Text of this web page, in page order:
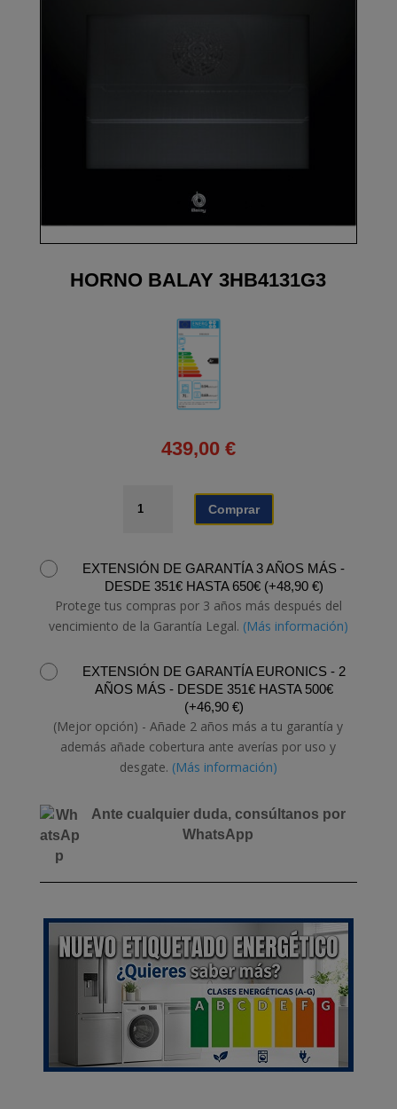
HORNO BALAY 3HB4131G3
439,00 €
BALAY
Comprar
EXTENSIÓN DE GARANTÍA 3 AÑOS MÁS -
DESDE 351€ HASTA 650€ (+48,90 €)
Protege tus compras por 3 años más después del
vencimiento de la Garantía Legal. (Más información)
EXTENSIÓN DE GARANTÍA EURONICS - 2
AÑOS MÁS - DESDE 351€ HASTA 500€
(+46,90 €)
(Mejor opción) - Añade 2 años más a tu garantía y
además añade cobertura ante averías por uso y
desgate. (Más información)
Ante cualquier duda, consúltanos por
WhatsApp